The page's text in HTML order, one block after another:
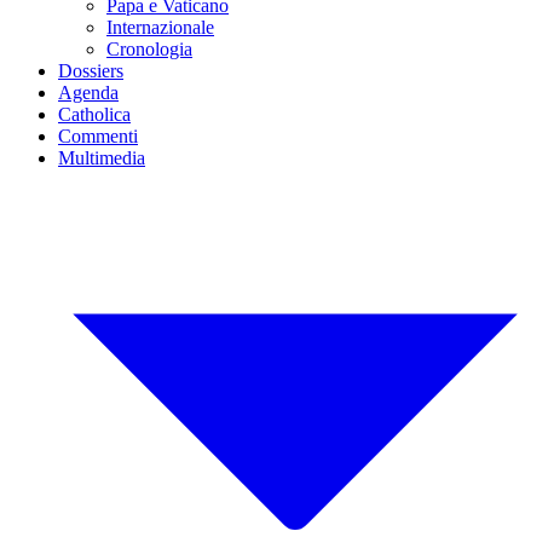
Papa e Vaticano
Internazionale
Cronologia
Dossiers
Agenda
Catholica
Commenti
Multimedia